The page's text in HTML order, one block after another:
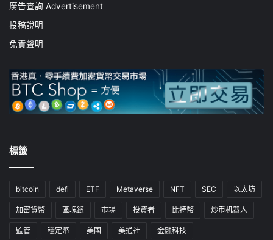
廣告查詢 Advertisement
投稿說明
免責聲明
標籤
bitcoin defi ETF Metaverse NFT SEC 以太坊
加密貨幣 區塊鏈 市場 投資者 比特幣 炒币机器人
監管 穩定幣 美國 美通社 金融科技